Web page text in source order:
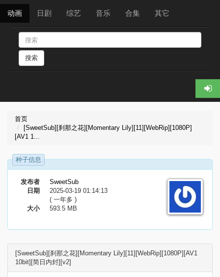
动画 日剧 综艺 音乐 合集 其它
搜索
首页
[SweetSub][刹那之花][Momentary Lily][11][WebRip][1080P]
[AV1 1...
种子信息
发布者
SweetSub
日期
2025-03-19 01:14:13
( 一年多 )
大小
593.5 MB
[SweetSub][刹那之花][Momentary Lily][11][WebRip][1080P][AV1
10bit][简日内封][v2]